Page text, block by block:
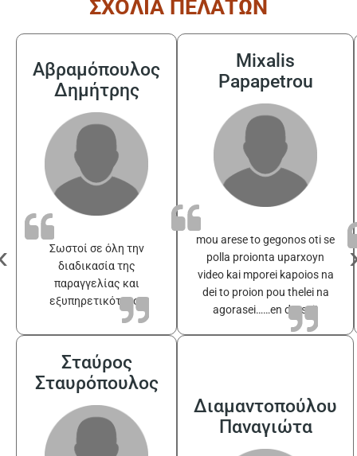
ΣΧΟΛΙΑ ΠΕΛΑΤΩΝ
Αβραμόπουλος
Δημήτρης
Σωστοί σε όλη την
διαδικασία της
παραγγελίας και
εξυπηρετικότατοι
Mixalis
Papapetrou
mou arese to gegonos oti se
polla proionta uparxoyn
video kai mporei kapoios na
dei to proion pou thelei na
agorasei……en drasei!
Σταύρος
Σταυρόπουλος
Διαμαντοπούλου
Παναγιώτα